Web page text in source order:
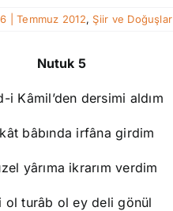
| Temmuz 2012, Şiir ve Doğuşlar
Nutuk 5
i Kâmil’den dersimi aldım
bâbında irfâna girdim
yârıma ikrarım verdim
ol turâb ol ey deli gönül